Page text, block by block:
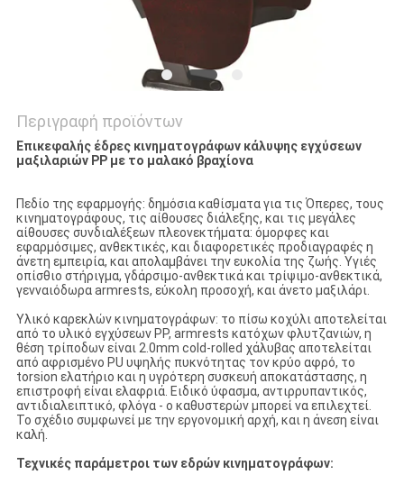
Περιγραφή προϊόντων
Επικεφαλής έδρες κινηματογράφων κάλυψης εγχύσεων
μαξιλαριών PP με το μαλακό βραχίονα
Πεδίο της εφαρμογής: δημόσια καθίσματα για τις Όπερες, τους
κινηματογράφους, τις αίθουσες διάλεξης, και τις μεγάλες
αίθουσες συνδιαλέξεων πλεονεκτήματα: όμορφες και
εφαρμόσιμες, ανθεκτικές, και διαφορετικές προδιαγραφές η
άνετη εμπειρία, και απολαμβάνει την ευκολία της ζωής. Υγιές
οπίσθιο στήριγμα, γδάρσιμο-ανθεκτικά και τρίψιμο-ανθεκτικά,
γενναιόδωρα armrests, εύκολη προσοχή, και άνετο μαξιλάρι.
Υλικό καρεκλών κινηματογράφων: το πίσω κοχύλι αποτελείται
από το υλικό εγχύσεων PP, armrests κατόχων φλυτζανιών, η
θέση τρίποδων είναι 2.0mm cold-rolled χάλυβας αποτελείται
από αφρισμένο PU υψηλής πυκνότητας τον κρύο αφρό, το
torsion ελατήριο και η υγρότερη συσκευή αποκατάστασης, η
επιστροφή είναι ελαφριά. Ειδικό ύφασμα, αντιρρυπαντικός,
αντιδιαλειπτικό, φλόγα - ο καθυστερών μπορεί να επιλεχτεί.
Το σχέδιο συμφωνεί με την εργονομική αρχή, και η άνεση είναι
καλή.
Τεχνικές παράμετροι των εδρών κινηματογράφων: